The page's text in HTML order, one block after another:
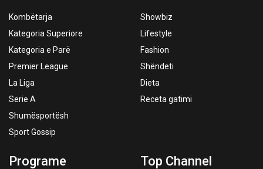
Kombëtarja
Kategoria Superiore
Kategoria e Parë
Premier League
La Liga
Serie A
Shumësportësh
Sport Gossip
Showbiz
Lifestyle
Fashion
Shëndeti
Dieta
Receta gatimi
Programe Top Channel